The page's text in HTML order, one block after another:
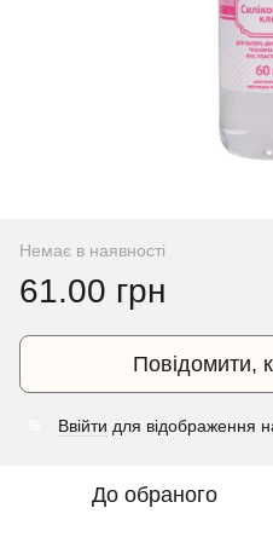
Немає в наявності
61.00 грн
Повідомити,
Ввійти для відображення
До обраного